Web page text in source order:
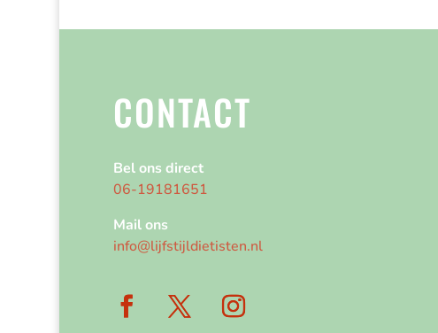
CONTACT
Bel ons direct
06-19181651
Mail ons
info@lijfstijldietisten.nl